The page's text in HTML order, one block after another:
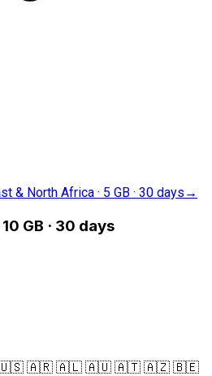
& North Africa · 5 GB · 30 days →
GB · 30 days
🇦🇷 🇦🇱 🇦🇺 🇦🇹 🇦🇿 🇧🇪